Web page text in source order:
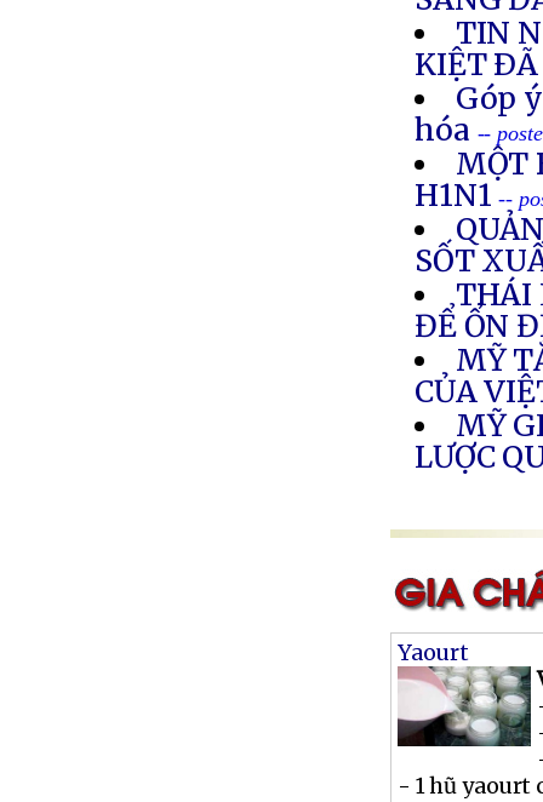
TIN
KIỆT
Góp
hóa --
MỘT
H1N1--
SỐT
THÁI
ĐỂ ỔN
MỸ
CỦA
MỸ
LƯỢC
Yaourt
- 1 hũ yaourt